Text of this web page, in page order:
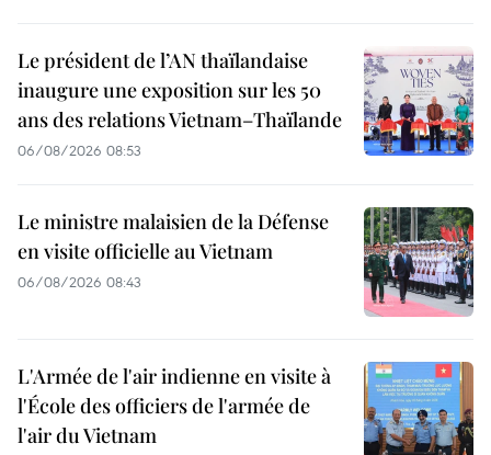
Le président de l’AN thaïlandaise
inaugure une exposition sur les 50
ans des relations Vietnam–Thaïlande
06/08/2026 08:53
Le ministre malaisien de la Défense
en visite officielle au Vietnam
06/08/2026 08:43
L'Armée de l'air indienne en visite à
l'École des officiers de l'armée de
l'air du Vietnam